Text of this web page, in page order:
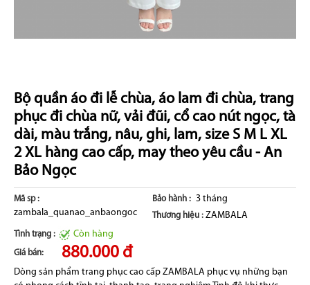
Bộ quần áo đi lễ chùa, áo lam đi chùa, trang
phục đi chùa nữ, vải đũi, cổ cao nút ngọc, tà
dài, màu trắng, nâu, ghi, lam, size S M L XL
2 XL hàng cao cấp, may theo yêu cầu - An
Bảo Ngọc
Mã sp :
zambala_quanao_anbaongoc
Bảo hành : 3 tháng
Thương hiệu :ZAMBALA
Tình trạng : Còn hàng
Giá bán: 880.000 đ
Dòng sản phẩm trang phục cao cấp ZAMBALA phục vụ những bạn